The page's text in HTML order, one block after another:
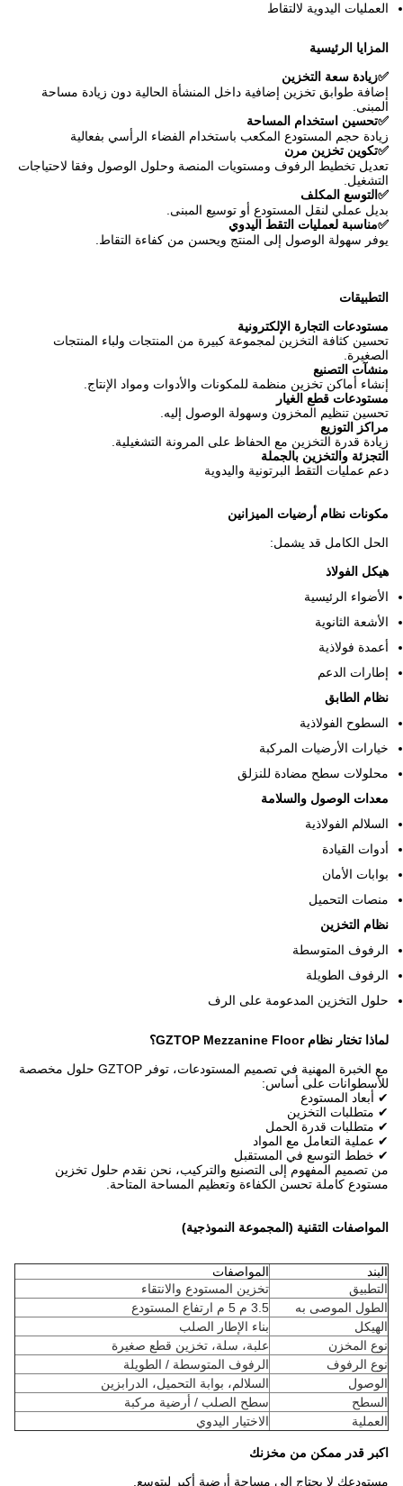
العمليات اليدوية لالتقاط
المزايا الرئيسية
✅زيادة سعة التخزين
إضافة طوابق تخزين إضافية داخل المنشأة الحالية دون زيادة مساحة
المبنى.
✅تحسين استخدام المساحة
زيادة حجم المستودع المكعب باستخدام الفضاء الرأسي بفعالية
✅تكوين تخزين مرن
تعديل تخطيط الرفوف ومستويات المنصة وحلول الوصول وفقا لاحتياجات
التشغيل.
✅التوسع المكلف
بديل عملي لنقل المستودع أو توسيع المبنى.
✅مناسبة لعمليات التقط اليدوي
يوفر سهولة الوصول إلى المنتج ويحسن من كفاءة التقاط.
التطبيقات
مستودعات التجارة الإلكترونية
تحسين كثافة التخزين لمجموعة كبيرة من المنتجات ولباء المنتجات
الصغيرة.
منشآت التصنيع
إنشاء أماكن تخزين منظمة للمكونات والأدوات ومواد الإنتاج.
مستودعات قطع الغيار
تحسين تنظيم المخزون وسهولة الوصول إليه.
مراكز التوزيع
زيادة قدرة التخزين مع الحفاظ على المرونة التشغيلية.
التجزئة والتخزين بالجملة
دعم عمليات التقط البرتونية واليدوية
مكونات نظام أرضيات الميزانين
الحل الكامل قد يشمل:
هيكل الفولاذ
الأضواء الرئيسية
الأشعة الثانوية
أعمدة فولاذية
إطارات الدعم
نظام الطابق
السطوح الفولاذية
خيارات الأرضيات المركبة
محلولات سطح مضادة للنزلق
معدات الوصول والسلامة
السلالم الفولاذية
أدوات القيادة
بوابات الأمان
منصات التحميل
نظام التخزين
الرفوف المتوسطة
الرفوف الطويلة
حلول التخزين المدعومة على الرف
لماذا تختار نظام GZTOP Mezzanine Floor؟
مع الخبرة المهنية في تصميم المستودعات، توفر GZTOP حلول مخصصة
للأسطوانات على أساس:
✔ أبعاد المستودع
✔ متطلبات التخزين
✔ متطلبات قدرة الحمل
✔ عملية التعامل مع المواد
✔ خطط التوسع في المستقبل
من تصميم المفهوم إلى التصنيع والتركيب، نحن نقدم حلول تخزين
مستودع كاملة تحسن الكفاءة وتعظيم المساحة المتاحة.
المواصفات التقنية (المجموعة النموذجية)
البند
المواصفات
التطبيق
تخزين المستودع والانتقاء
الطول الموصى به
3.5 م 5 م ارتفاع المستودع
الهيكل
بناء الإطار الصلب
نوع المخزن
علبة، سلة، تخزين قطع صغيرة
نوع الرفوف
الرفوف المتوسطة / الطويلة
الوصول
السلالم، بوابة التحميل، الدرابزين
السطح
سطح الصلب / أرضية مركبة
العملية
الاختيار اليدوي
اكبر قدر ممكن من مخزنك
مستودعك لا يحتاج إلى مساحة أرضية أكبر ليتوسع.